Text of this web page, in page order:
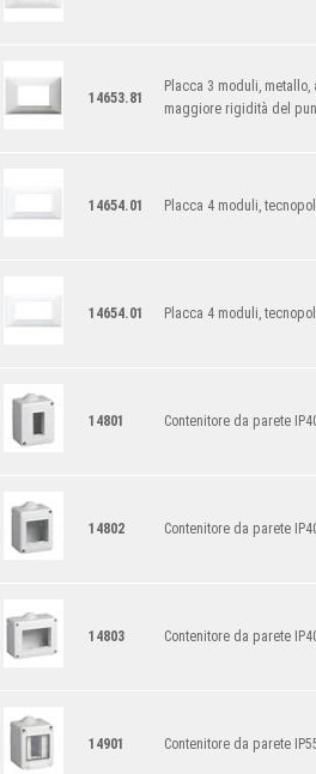
14653.81
Placca 3 moduli, metallo,
maggiore rigidità del
14654.01 Placca 4 moduli,
14654.01 Placca 4 moduli,
14801 Contenitore da parete
14802 Contenitore da parete
14803 Contenitore da parete
14901 Contenitore da parete